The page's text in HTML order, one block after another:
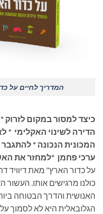
המדריך לחיים על
כיצד למסור במקום לזרוק
הדירה לשינוי האקלימי *
המכונית הנכונה *
ערכי פחמן *למחזר את
על כדור הארץ" מאת דיוויד
כולנו מרגישים אותו. העשור
האנושית והדרך הבטוחה
הגלובאלית היא לא לסמוך